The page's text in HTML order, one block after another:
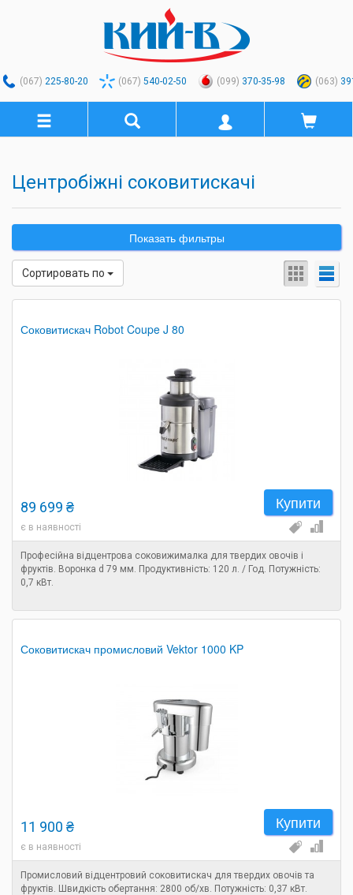
(067) 225-80-20 (067) 540-02-50 (099) 370-35-98 (063)
Показать фильтры
Сортировать по
Соковитискач Robot Coupe J 80
Купити
89 699 ₴
є в наявності
Професійна відцентрова соковижималка для твердих овочів і
фруктів. Воронка d 79 мм. Продуктивність: 120 л. / Год. Потужність:
0,7 кВт.
Соковитискач промисловий Vektor 1000 KP
Купити
11 900 ₴
є в наявності
Промисловий відцентровий соковитискач для твердих овочів та
фруктів. Швидкість обертання: 2800 об/хв. Потужність: 0,37 кВт.
Центробіжні соковитискачі